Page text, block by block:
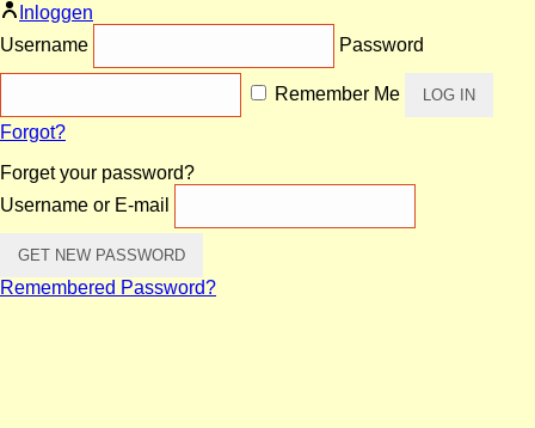
Inloggen
Username
Password
Remember Me
Forgot?
Forget your password?
Username or E-mail
Remembered Password?